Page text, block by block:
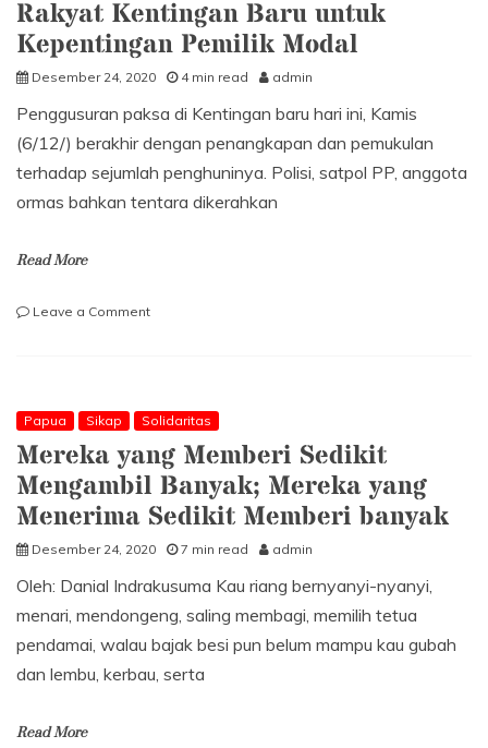
President
Nicholas
Maduro!
Rakyat Kentingan Baru untuk
Kepentingan Pemilik Modal
Desember 24, 2020 4 min read admin
Penggusuran paksa di Kentingan baru hari ini, Kamis
(6/12/) berakhir dengan penangkapan dan pemukulan
terhadap sejumlah penghuninya. Polisi, satpol PP, anggota
ormas bahkan tentara dikerahkan
Read More
Leave a Commenton
Kentingan
untuk
Kepentingan
Pemilik
Modal
Papua Sikap Solidaritas
Mereka yang Memberi Sedikit
Mengambil Banyak; Mereka yang
Menerima Sedikit Memberi banyak
Desember 24, 2020 7 min read admin
Oleh: Danial Indrakusuma Kau riang bernyanyi-nyanyi,
menari, mendongeng, saling membagi, memilih tetua
pendamai, walau bajak besi pun belum mampu kau gubah
dan lembu, kerbau, serta
Read More